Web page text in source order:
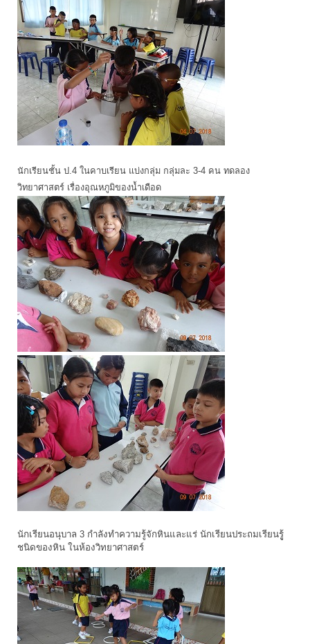
นักเรียนชั้น ป.4 ในคาบเรียน แบ่งกลุ่ม กลุ่มละ 3-4 คน ทดลอง
วิทยาศาสตร์ เรื่องอุณหภูมิของน้ำเดือด
นักเรียนอนุบาล 3 กำลังทำความรู้จักหินและแร่ นักเรียนประถมเรียนรูู้
ชนิดของหิน ในห้องวิทยาศาสตร์